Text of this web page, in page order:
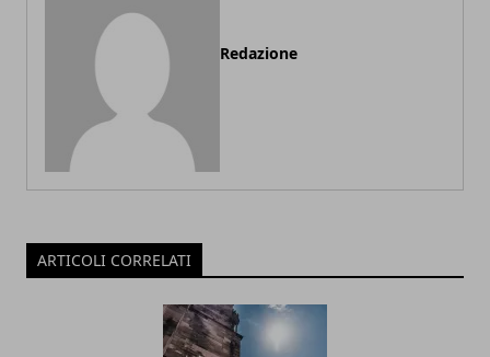
Redazione
ARTICOLI CORRELATI